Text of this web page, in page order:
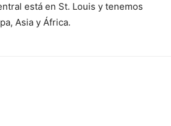
está en St. Louis y tenemos
Asia y África.